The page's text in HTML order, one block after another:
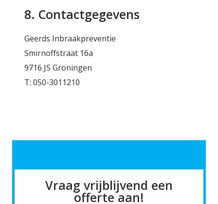
8. Contactgegevens
Geerds Inbraakpreventie
Smirnoffstraat 16a
9716 JS Groningen
T: 050-3011210
Vraag vrijblijvend een
offerte aan!